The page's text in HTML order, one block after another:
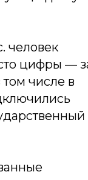
человек
цифры —
числе в